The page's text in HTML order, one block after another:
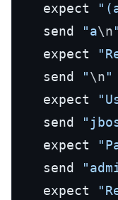
    expect
    send
"a\n"
    expect
    send
"\n"
    expect
    send
    expect
    send
    expect